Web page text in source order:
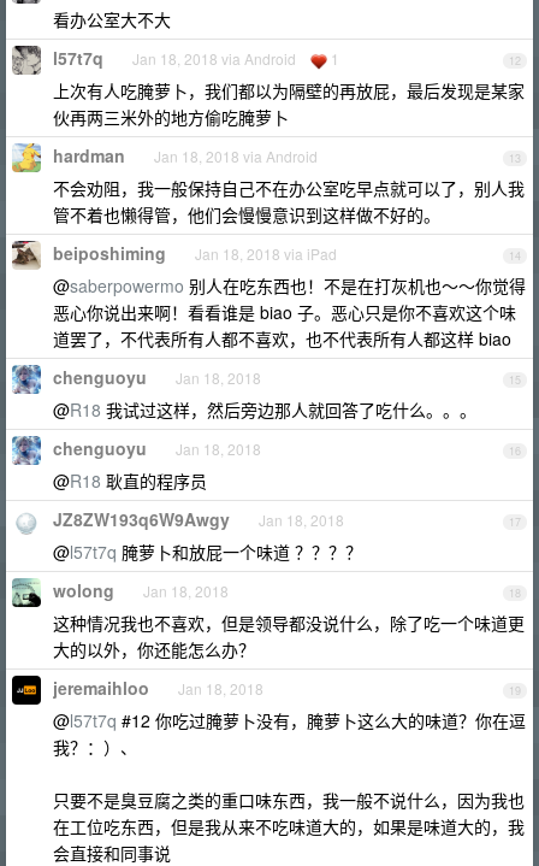
看办公室大不大
12
l57t7q Jan 18, 2018 via Android 1
上次有人吃腌萝卜，我们都以为隔壁的再放屁，最后发现是某家
伙再两三米外的地方偷吃腌萝卜
13
hardman Jan 18, 2018 via Android
不会劝阻，我一般保持自己不在办公室吃早点就可以了，别人我
管不着也懒得管，他们会慢慢意识到这样做不好的。
14
beiposhiming Jan 18, 2018 via iPad
@saberpowermo 别人在吃东西也！不是在打灰机也～～你觉得
恶心你说出来啊！看看谁是 biao 子。恶心只是你不喜欢这个味
道罢了，不代表所有人都不喜欢，也不代表所有人都这样 biao
15
chenguoyu Jan 18, 2018
@R18 我试过这样，然后旁边那人就回答了吃什么。。。
16
chenguoyu Jan 18, 2018
@R18 耿直的程序员
17
JZ8ZW193q6W9Awgy Jan 18, 2018
@l57t7q 腌萝卜和放屁一个味道 ？？？？
18
wolong Jan 18, 2018
这种情况我也不喜欢，但是领导都没说什么，除了吃一个味道更
大的以外，你还能怎么办？
19
jeremaihloo Jan 18, 2018
@l57t7q #12 你吃过腌萝卜没有，腌萝卜这么大的味道？你在逗
我？：）、
只要不是臭豆腐之类的重口味东西，我一般不说什么，因为我也
在工位吃东西，但是我从来不吃味道大的，如果是味道大的，我
会直接和同事说